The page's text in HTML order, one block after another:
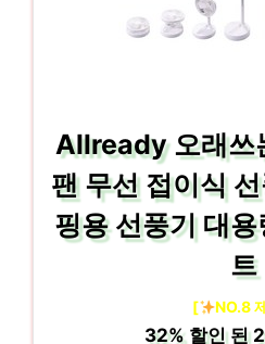
Allready 오래쓰
팬 무선 접이식
핑용 선풍기 대
트
[ NO.8
32%할인 된